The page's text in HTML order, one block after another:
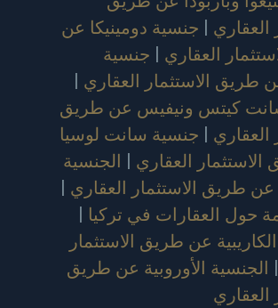
العقاري | جنسية دومينيكا عن
العقاري | جنسية
طريق الاستثمار العقاري |
كيتس ونيفيس عن طريق
العقاري | جنسية سانت لوسيا
العقاري | الجنسية
طريق الاستثمار العقاري |
حول العقارات في تركيا |
عن طريق الاستثمار
| الجنسية الأوروبية عن طريق
العقاري